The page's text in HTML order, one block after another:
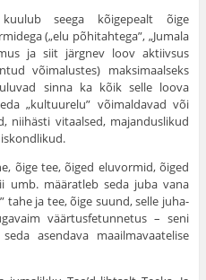
seega kõigepealt õige
(„elu põhitahtega”, „Jumala
ja siit järgnev loov aktiivsus
võimalustes) maksimaalseks
sinna ka kõik selle loova
„kultuurelu” võimaldavad või
niihästi vitaalsed, majanduslikud
õige tee, õiged eluvormid, õiged
umb. määratleb seda juba vana
tahe ja tee, õige suund, selle juha­
väärtusfetunnetus – seni
asendava maailmavaatelise